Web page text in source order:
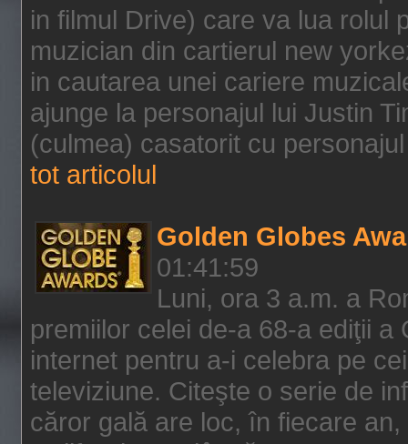
in filmul Drive) care va lua rolul
muzician din cartierul new
in cautarea unei cariere
ajunge la personajul lui Justin
(culmea) casatorit cu
tot articolul
Golden Globes
01:41:59
Luni, ora 3 a.m. a
premiilor celei de-a 68-a ediţii
internet pentru a-i celebra pe
televiziune. Citeşte o serie de
căror gală are loc, în fiecare